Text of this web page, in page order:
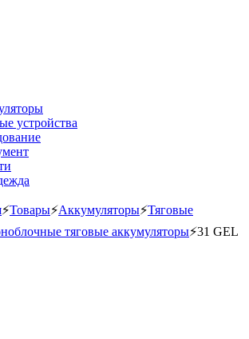
устройства
⚡Товары⚡Аккумуляторы⚡Тяговые
тяговые аккумуляторы⚡31 GEL